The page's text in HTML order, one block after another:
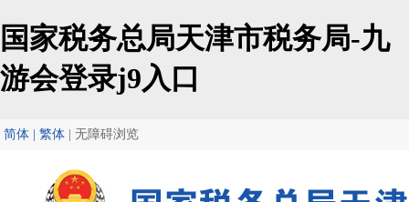
国家税务总局天津市税务局-九
游会登录j9入口
简体 | 繁体 无障碍浏览